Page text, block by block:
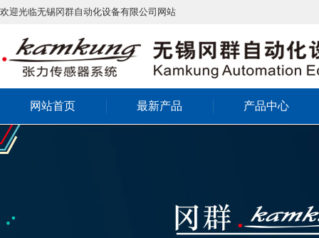
欢迎光临无锡冈群自动化设备有限公司网站
网站首页 最新产品 产品中心